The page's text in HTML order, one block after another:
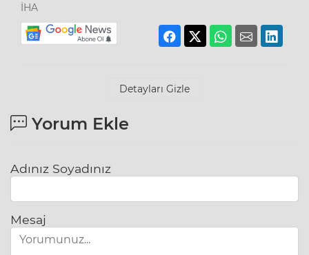
İHA
Detayları Gizle
Yorum Ekle
Adınız Soyadınız
Mesaj